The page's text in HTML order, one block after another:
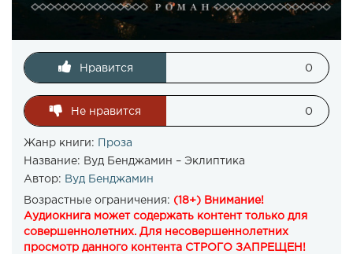
Нравится 0
Не нравится 0
Жанр книги:
Проза
Название: Вуд Бенджамин – Эклиптика
Автор: Вуд Бенджамин
Возрастные ограничения: (18+) Внимание!
Аудиокнига может содержать контент только для
совершеннолетних. Для несовершеннолетних
просмотр данного контента СТРОГО ЗАПРЕЩЕН!